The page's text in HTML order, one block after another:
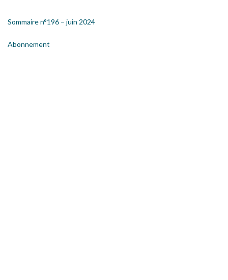
Sommaire n°196 – juin 2024
Abonnement